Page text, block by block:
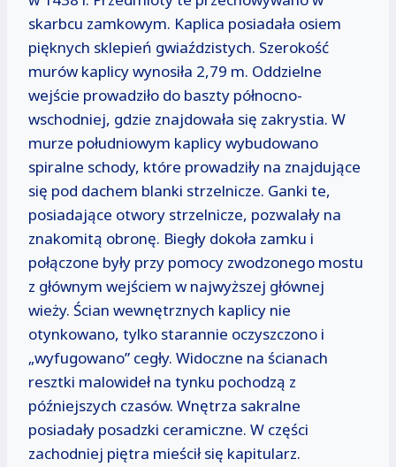
skarbcu zamkowym. Kaplica posiadała osiem
pięknych sklepień gwiaździstych. Szerokość
murów kaplicy wynosiła 2,79 m. Oddzielne
wejście prowadziło do baszty północno-
wschodniej, gdzie znajdowała się zakrystia. W
murze południowym kaplicy wybudowano
spiralne schody, które prowadziły na znajdujące
się pod dachem blanki strzelnicze. Ganki te,
posiadające otwory strzelnicze, pozwalały na
znakomitą obronę. Biegły dokoła zamku i
połączone były przy pomocy zwodzonego mostu
z głównym wejściem w najwyższej głównej
wieży. Ścian wewnętrznych kaplicy nie
otynkowano, tylko starannie oczyszczono i
„wyfugowano” cegły. Widoczne na ścianach
resztki malowideł na tynku pochodzą z
późniejszych czasów. Wnętrza sakralne
posiadały posadzki ceramiczne. W części
zachodniej piętra mieścił się kapitularz.